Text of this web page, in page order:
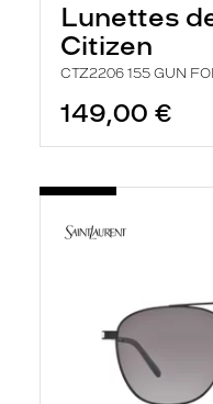
Lunettes
Citizen
CTZ2206 155 GUN
149,00 €